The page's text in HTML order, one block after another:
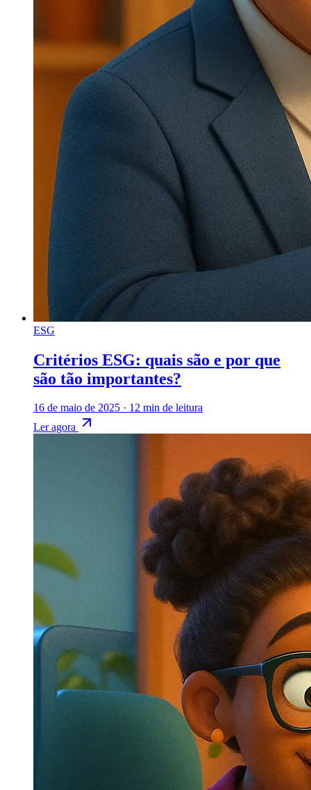
ESG
Critérios ESG: quais são e por que
são tão importantes?
16 de maio de 2025 · 12 min de leitura
Ler agora